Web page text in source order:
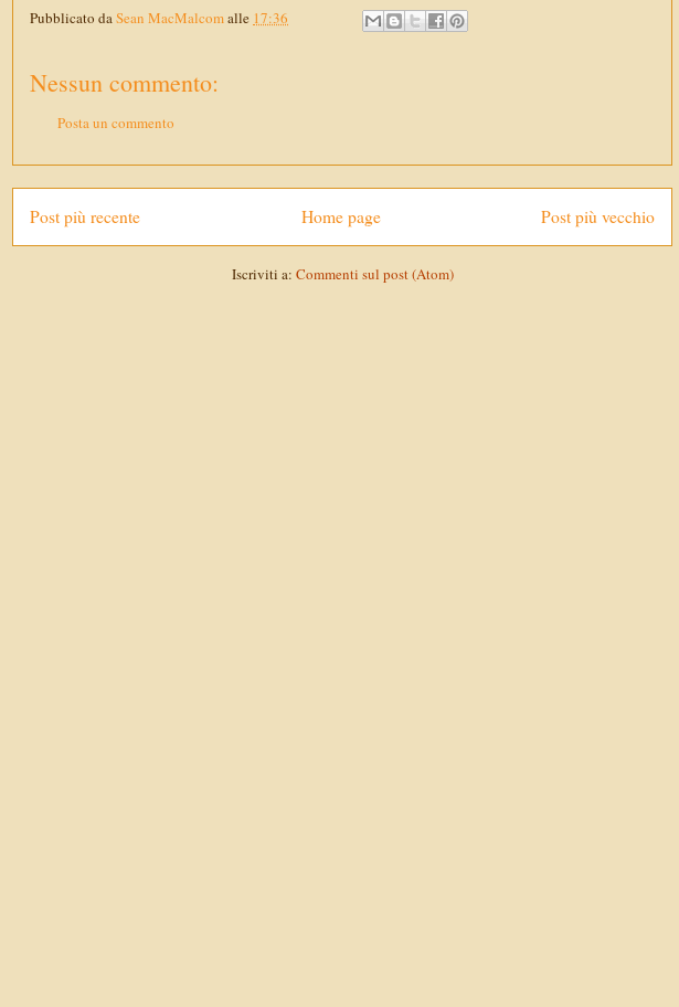
Pubblicato daSean MacMalcomalle 17:36
Nessun commento:
Posta un commento
Post più recente Post più vecchio
Home page
Iscriviti a: Commenti sul post (Atom)